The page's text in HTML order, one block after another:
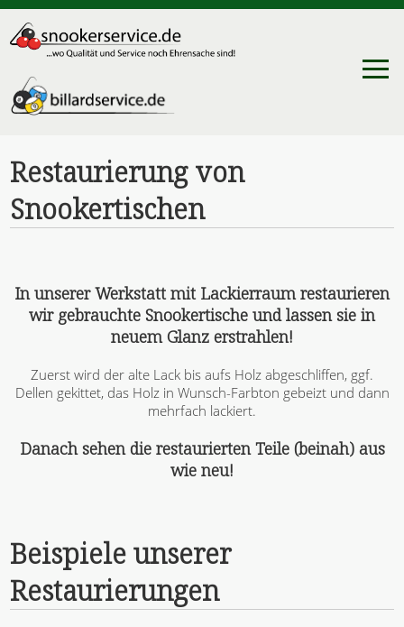
Restaurierung von
Snookertischen
In unserer Werkstatt mit Lackierraum restaurieren
wir gebrauchte Snookertische und lassen sie in
neuem Glanz erstrahlen!
Zuerst wird der alte Lack bis aufs Holz abgeschliffen, ggf.
Dellen gekittet, das Holz in Wunsch-Farbton gebeizt und dann
mehrfach lackiert.
Danach sehen die restaurierten Teile (beinah) aus
wie neu!
Beispiele unserer
Restaurierungen